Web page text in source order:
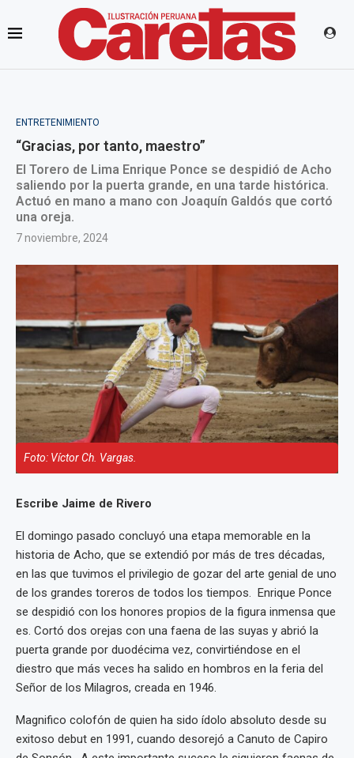
ENTRETENIMIENTO
“Gracias, por tanto, maestro”
El Torero de Lima Enrique Ponce se despidió de Acho
saliendo por la puerta grande, en una tarde histórica.
Actuó en mano a mano con Joaquín Galdós que cortó
una oreja.
7 noviembre, 2024
Foto: Víctor Ch. Vargas.
Escribe Jaime de Rivero
El domingo pasado concluyó una etapa memorable en la
historia de Acho, que se extendió por más de tres décadas,
en las que tuvimos el privilegio de gozar del arte genial de uno
de los grandes toreros de todos los tiempos. Enrique Ponce
se despidió con los honores propios de la figura inmensa que
es. Cortó dos orejas con una faena de las suyas y abrió la
puerta grande por duodécima vez, convirtiéndose en el
diestro que más veces ha salido en hombros en la feria del
Señor de los Milagros, creada en 1946.
Magnifico colofón de quien ha sido ídolo absoluto desde su
exitoso debut en 1991, cuando desorejó a Canuto de Capiro